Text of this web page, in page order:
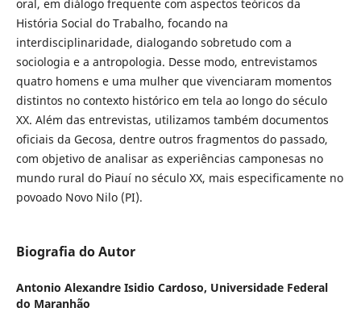
oral, em diálogo frequente com aspectos teóricos da
História Social do Trabalho, focando na
interdisciplinaridade, dialogando sobretudo com a
sociologia e a antropologia. Desse modo, entrevistamos
quatro homens e uma mulher que vivenciaram momentos
distintos no contexto histórico em tela ao longo do século
XX. Além das entrevistas, utilizamos também documentos
oficiais da Gecosa, dentre outros fragmentos do passado,
com objetivo de analisar as experiências camponesas no
mundo rural do Piauí no século XX, mais especificamente no
povoado Novo Nilo (PI).
Biografia do Autor
Antonio Alexandre Isidio Cardoso, Universidade Federal
do Maranhão